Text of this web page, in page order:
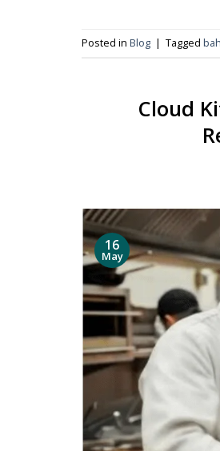
Posted in Blog | Tagged
Cloud
16
May